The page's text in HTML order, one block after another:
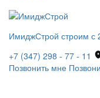
ИмиджСтрой строим с
+7 (347) 298 - 77 - 11
Позвонить мне